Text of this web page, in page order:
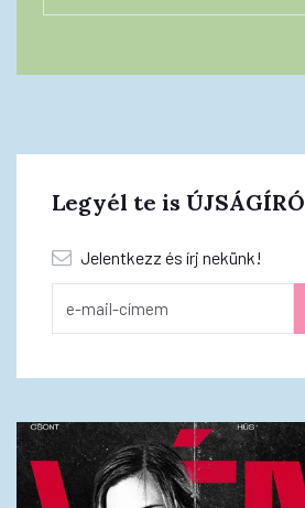
Legyél te is ÚJSÁGÍRÓ
Jelentkezz és írj nekünk!